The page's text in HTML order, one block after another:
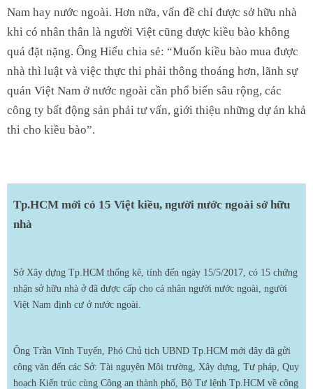
Nam hay nước ngoài. Hơn nữa, vấn đề chỉ được sở hữu nhà
khi có nhân thân là người Việt cũng được kiều bào không
quá đặt nặng. Ông Hiếu chia sẻ: “Muốn kiều bào mua được
nhà thì luật và việc thực thi phải thông thoáng hơn, lãnh sự
quán Việt Nam ở nước ngoài cần phổ biến sâu rộng, các
công ty bất động sản phải tư vấn, giới thiệu những dự án khả
thi cho kiều bào”.
Tp.HCM mới có 15 Việt kiều, người nước ngoài sở hữu
nhà
Sở Xây dựng Tp.HCM thống kê, tính đến ngày 15/5/2017, có 15 chứng
nhận sở hữu nhà ở đã được cấp cho cá nhân người nước ngoài, người
Việt Nam định cư ở nước ngoài.
Ông Trần Vĩnh Tuyến, Phó Chủ tịch UBND Tp.HCM mới đây đã gửi
công văn đến các Sở: Tài nguyên Môi trường, Xây dựng, Tư pháp, Quy
hoạch Kiến trúc cùng Công an thành phố, Bộ Tư lệnh Tp.HCM về công